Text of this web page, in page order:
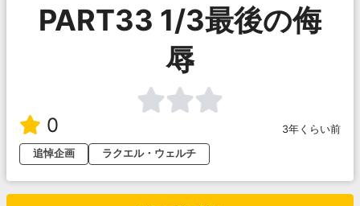
PART33 1/3最後の侮
辱
0
3年くらい前
追悼企画
ラクエル・ウェルチ